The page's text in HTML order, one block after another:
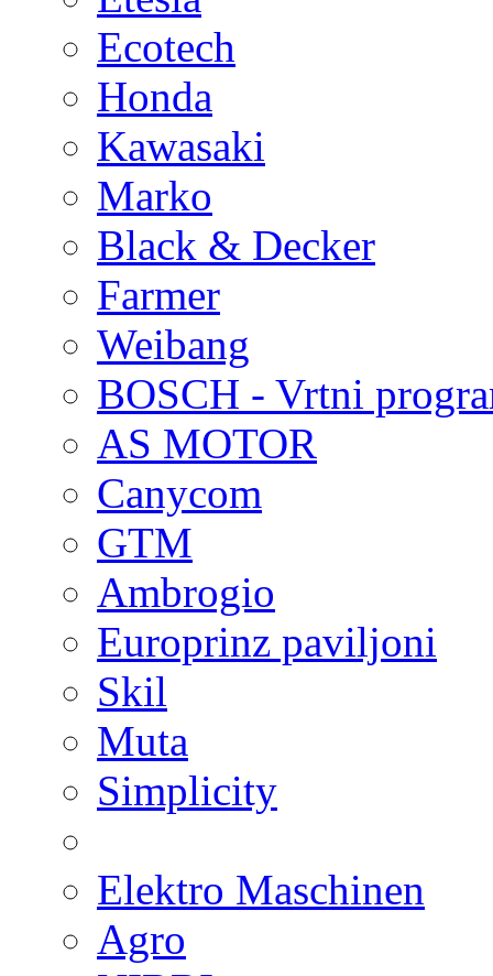
Ecotech
Honda
Kawasaki
Marko
Black & Decker
Farmer
Weibang
BOSCH - Vrtni
AS MOTOR
Canycom
GTM
Ambrogio
Europrinz paviljoni
Skil
Muta
Simplicity
Elektro Maschinen
Agro